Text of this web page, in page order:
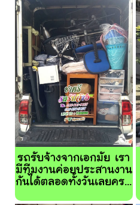
รถรับจ้างจากเอกมัย เรา
มีทีมงานค่อยประสานงาน
กันได้ตลอดทั้งวันเลยคร...